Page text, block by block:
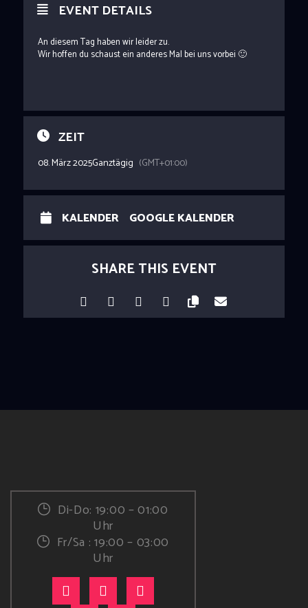
EVENT DETAILS
An diesem Tag haben wir leider zu.
Wir hoffen du schaust ein anderes Mal bei uns vorbei 🙂
ZEIT
08. März 2025Ganztägig (GMT+01:00)
KALENDER GOOGLE KALENDER
SHARE THIS EVENT
Di-Do: 19:00 – 01:00
Uhr
Fr/Sa : 19:00 – 03:00
Uhr